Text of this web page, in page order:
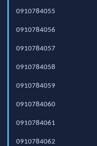
0910784055
0910784056
0910784057
0910784058
0910784059
0910784060
0910784061
0910784062